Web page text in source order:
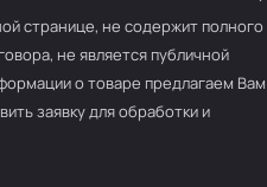
странице, не содержит полного
не является публичной
о товаре предлагаем Вам
заявку для обработки и